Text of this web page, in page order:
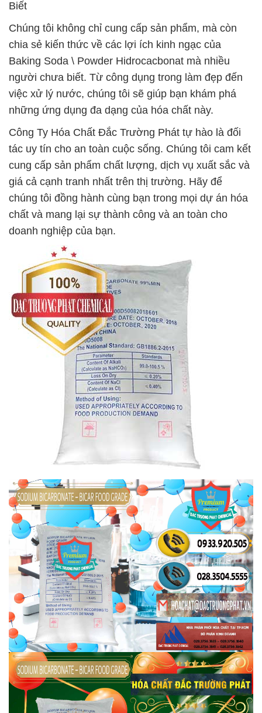
Biết
Chúng tôi không chỉ cung cấp sản phẩm, mà còn
chia sẻ kiến thức về các lợi ích kinh ngạc của
Baking Soda \ Powder Hidrocacbonat mà nhiều
người chưa biết. Từ công dụng trong làm đẹp đến
việc xử lý nước, chúng tôi sẽ giúp bạn khám phá
những ứng dụng đa dạng của hóa chất này.
Công Ty Hóa Chất Đắc Trường Phát tự hào là đối
tác uy tín cho an toàn cuộc sống. Chúng tôi cam kết
cung cấp sản phẩm chất lượng, dịch vụ xuất sắc và
giá cả cạnh tranh nhất trên thị trường. Hãy để
chúng tôi đồng hành cùng bạn trong mọi dự án hóa
chất và mang lại sự thành công và an toàn cho
doanh nghiệp của bạn.